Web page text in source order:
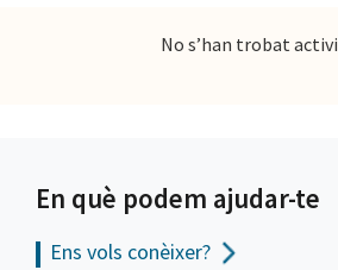
No s’han trobat
En què podem ajudar-te
Ens vols conèixer?